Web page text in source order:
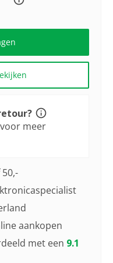
meer
aankopen
met een 9.1